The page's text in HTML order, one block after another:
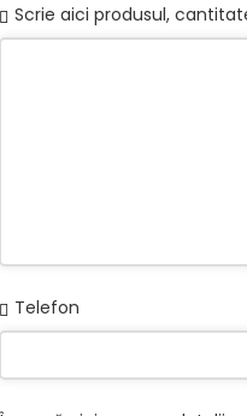
Scrie aici produsul,
Telefon